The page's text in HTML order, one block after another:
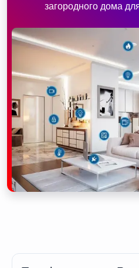
загородного дома